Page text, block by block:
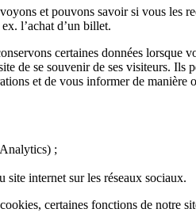
et pouvons savoir si vous
l’achat d’un billet.
certaines données
de se souvenir de ses visiteurs.
et de vous informer de
;
site internet sur les réseaux sociaux.
certaines fonctions de notre